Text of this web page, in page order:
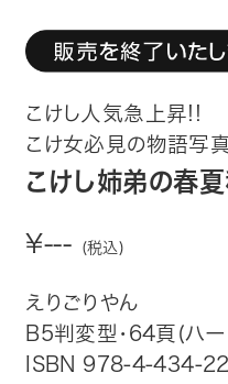
論文・学術書・参
絵本・児童書
ビジネス・経営・情
社会・思想・哲学
写真集
電子書籍
こけし人気急上昇!!
こけ女必見の物語写真
こけし姉弟の春
¥--- (税込)
えりごりやん
B5判変型・64頁(ハー
ISBN 978-4-434-